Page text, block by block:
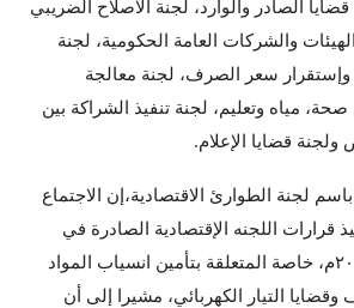
الصادر والوارد، لجنة الاصلاح الضريبي
والشركات العامة الحكومية، لجنة
سعر الصرف، لجنة معالجة
مياه وتعليم، لجنة تنفيذ الشراكة بين
ولجنة قضايا الإعلام.
لجنة الطوارئ الاقتصادية،إن الاجتماع
اللجنه الإقتصادية الصادرة في
السادس من مارس ٢٠٢٢م، خاصة المتعلقة بتأمين انسياب المواد
وقضايا التيار الكهربائي، مشيرا إلى أن